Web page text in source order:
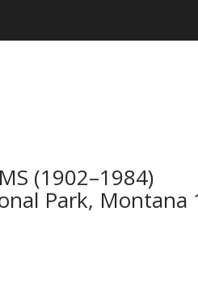
(1902–1984)
Park, Montana